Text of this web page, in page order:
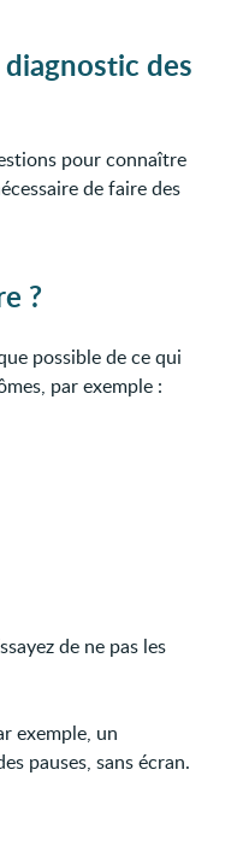
des
pour connaître
de faire des
?
possible de ce qui
par exemple :
de ne pas les
exemple, un
pauses, sans écran.